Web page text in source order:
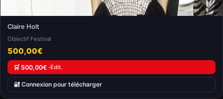
Claire Holt
Objectif Festival
500,00€
🛒 500,00€ ·Édit.
🔐 Connexion pour télécharger